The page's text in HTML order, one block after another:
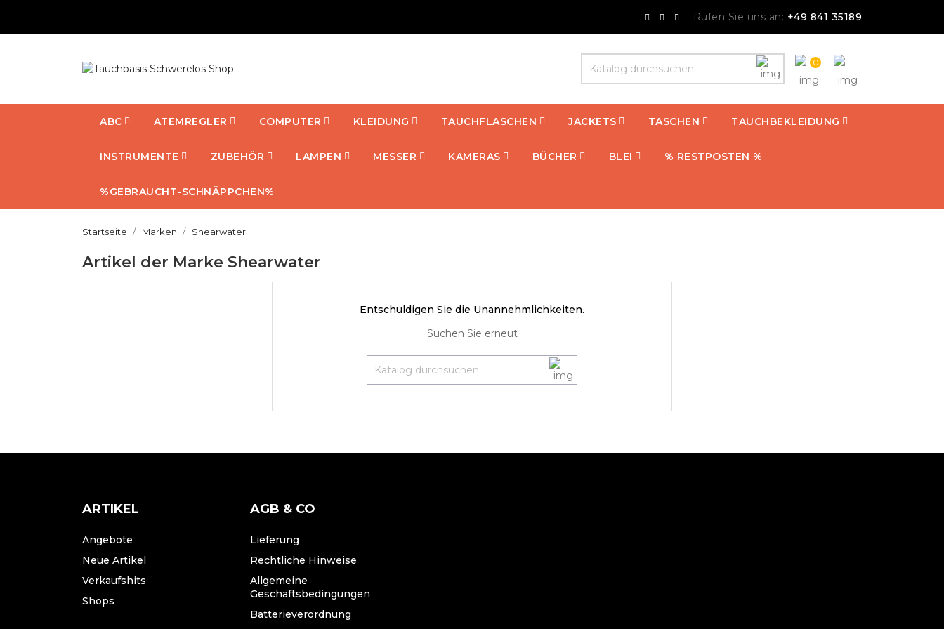
Rufen Sie uns an: +49 841 35189
0
ABC ATEMREGLER COMPUTER KLEIDUNG TAUCHFLASCHEN JACKETS TASCHEN TAUCHBEKLEIDUNG
INSTRUMENTE ZUBEHÖR LAMPEN MESSER KAMERAS BÜCHER BLEI % RESTPOSTEN %
%GEBRAUCHT-SCHNÄPPCHEN%
Startseite Marken Shearwater
Artikel der Marke Shearwater
Entschuldigen Sie die Unannehmlichkeiten.
Suchen Sie erneut
ARTIKEL
Angebote
Neue Artikel
Verkaufshits
Shops
AGB & CO
Lieferung
Rechtliche Hinweise
Allgemeine
Geschäftsbedingungen
Batterieverordnung